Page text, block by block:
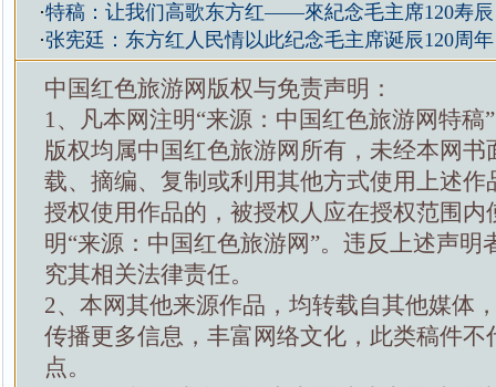
·特稿：让我们高歌东方红——來紀念毛主席120寿辰
·张宪廷：东方红人民情以此纪念毛主席诞辰120周
中国红色旅游网版权与免责声明：
1、凡本网注明“来源：中国红色旅游网特稿
版权均属中国红色旅游网所有，未经本网书
载、摘编、复制或利用其他方式使用上述作
授权使用作品的，被授权人应在授权范围内
明“来源：中国红色旅游网”。违反上述声明
究其相关法律责任。
2、本网其他来源作品，均转载自其他媒体
传播更多信息，丰富网络文化，此类稿件不
点。